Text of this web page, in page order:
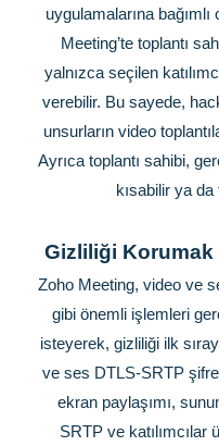
uygulamalarına
Meeting’te toplantı
yalnızca seçilen
verebilir. Bu sayede,
unsurların video
Ayrıca toplantı sahibi,
kısabilir ya da
Gizliliği Korumak
Zoho Meeting, video ve
gibi önemli işlemleri
isteyerek, gizliliği ilk
ve ses DTLS-SRTP
ekran paylaşımı,
SRTP ve katılımcılar